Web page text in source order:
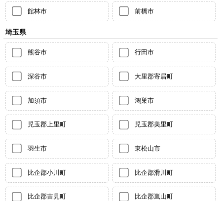
館林市 前橋市
埼玉県
熊谷市 行田市
深谷市 大里郡寄居町
加須市 鴻巣市
児玉郡上里町 児玉郡美里町
羽生市 東松山市
比企郡小川町 比企郡滑川町
比企郡吉見町 比企郡嵐山町